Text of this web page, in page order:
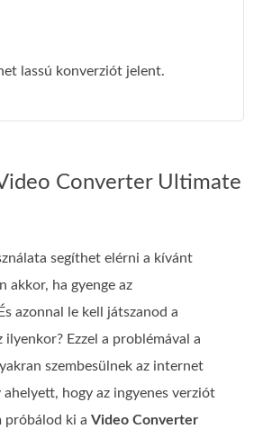
lassú konverziót jelent.
Converter Ultimate
segíthet elérni a kívánt
akkor, ha gyenge az
azonnal le kell játszanod a
Ezzel a problémával a
szembesülnek az internet
ahelyett, hogy az ingyenes verziót
próbálod ki aVideo Converter